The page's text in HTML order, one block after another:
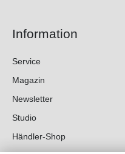
Information
Service
Magazin
Newsletter
Studio
Händler-Shop